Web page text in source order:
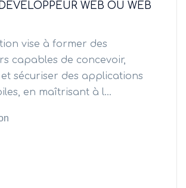
WEB OU WEB
vise à former des
capables de concevoir,
sécuriser des applications
en maîtrisant à l...